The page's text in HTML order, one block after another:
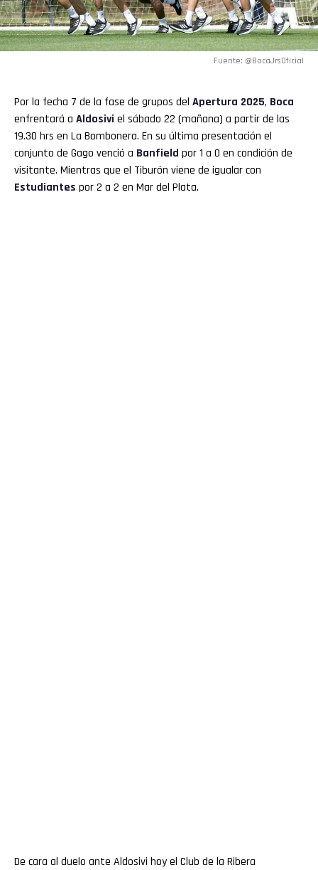
Fuente: @BocaJrsOficial
Por la fecha 7 de la fase de grupos del Apertura 2025, Boca
enfrentará a Aldosivi el sábado 22 (mañana) a partir de las
19.30 hrs en La Bombonera. En su última presentación el
conjunto de Gago venció a Banfield por 1 a 0 en condición de
visitante. Mientras que el Tiburón viene de igualar con
Estudiantes por 2 a 2 en Mar del Plata.
De cara al duelo ante Aldosivi hoy el Club de la Ribera